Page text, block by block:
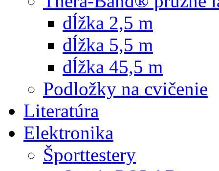
dĺžka 2,5 m
dĺžka 5,5 m
dĺžka 45,5 m
Podložky na cvičenie
Literatúra
Elektronika
Športtestery